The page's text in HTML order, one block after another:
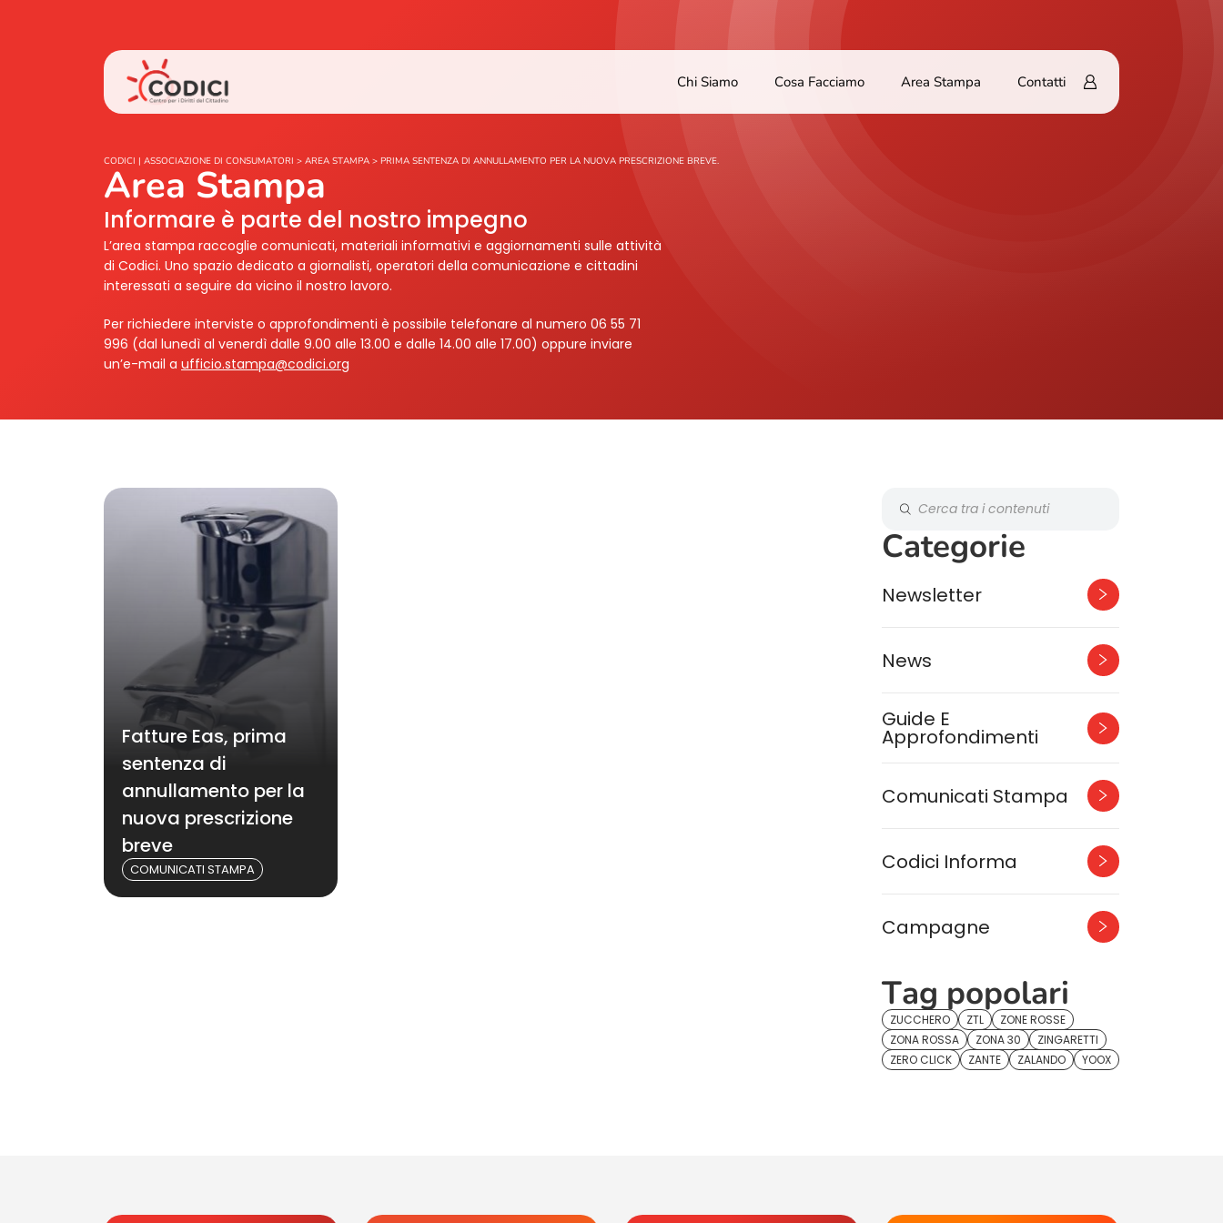
Chi Siamo Cosa Facciamo Area Stampa Contatti
CODICI | ASSOCIAZIONE DI CONSUMATORI > AREA STAMPA > PRIMA SENTENZA DI ANNULLAMENTO PER LA NUOVA PRESCRIZIONE BREVE.
Area Stampa
Informare è parte del nostro impegno
L’area stampa raccoglie comunicati, materiali informativi e aggiornamenti sulle attività
di Codici. Uno spazio dedicato a giornalisti, operatori della comunicazione e cittadini
interessati a seguire da vicino il nostro lavoro.
Per richiedere interviste o approfondimenti è possibile telefonare al numero 06 55 71
996 (dal lunedì al venerdì dalle 9.00 alle 13.00 e dalle 14.00 alle 17.00) oppure inviare
un’e-mail a ufficio.stampa@codici.org
Fatture Eas, prima
sentenza di
annullamento per la
nuova prescrizione
breve
COMUNICATI STAMPA
Categorie
Newsletter
News
Guide E
Approfondimenti
Comunicati Stampa
Codici Informa
Campagne
Tag popolari
ZUCCHERO ZTL
ZONE ROSSE
ZONA ROSSA
ZONA 30
ZINGARETTI
ZERO CLICK
ZANTE ZALANDO YOOX